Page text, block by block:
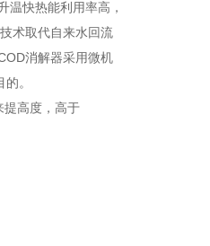
快热能利用率高，
术取代自来水回流
消解器采用微机
。
高度，高于